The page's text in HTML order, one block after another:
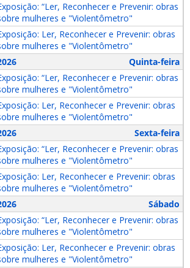
“Ler, Reconhecer e Prevenir: obras
mulheres e "Violentômetro"
Ler, Reconhecer e Prevenir: obras
mulheres e "Violentômetro"
Quinta-feira
“Ler, Reconhecer e Prevenir: obras
mulheres e "Violentômetro"
Ler, Reconhecer e Prevenir: obras
mulheres e "Violentômetro"
Sexta-feira
“Ler, Reconhecer e Prevenir: obras
mulheres e "Violentômetro"
Ler, Reconhecer e Prevenir: obras
mulheres e "Violentômetro"
Sábado
“Ler, Reconhecer e Prevenir: obras
mulheres e "Violentômetro"
Ler, Reconhecer e Prevenir: obras
mulheres e "Violentômetro"